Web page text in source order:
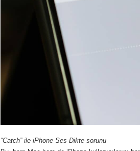
“Catch” ile iPhone Ses Dikte sorunu